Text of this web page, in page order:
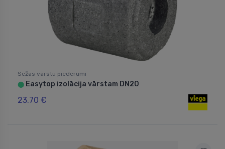
Sēžas vārstu piederumi
⬤ Easytop izolācija vārstam DN20
23.70 €